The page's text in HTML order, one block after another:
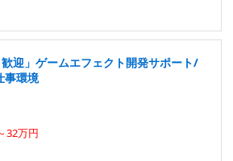
歓迎」ゲームエフェクト開発サポート/
事環境
32万円